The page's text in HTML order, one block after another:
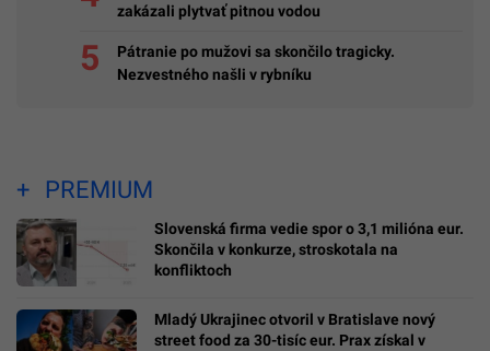
zakázali plytvať pitnou vodou
Pátranie po mužovi sa skončilo tragicky.
Nezvestného našli v rybníku
PREMIUM
Slovenská firma vedie spor o 3,1 milióna eur.
Skončila v konkurze, stroskotala na
konfliktoch
Mladý Ukrajinec otvoril v Bratislave nový
street food za 30-tisíc eur. Prax získal v